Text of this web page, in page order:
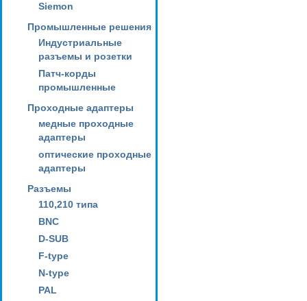
Siemon
Промышленные решения
Индустриальные
разъемы и розетки
Патч-корды
промышленные
Проходные адаптеры
медные проходные
адаптеры
оптические проходные
адаптеры
Разъемы
110,210 типа
BNC
D-SUB
F-type
N-type
PAL